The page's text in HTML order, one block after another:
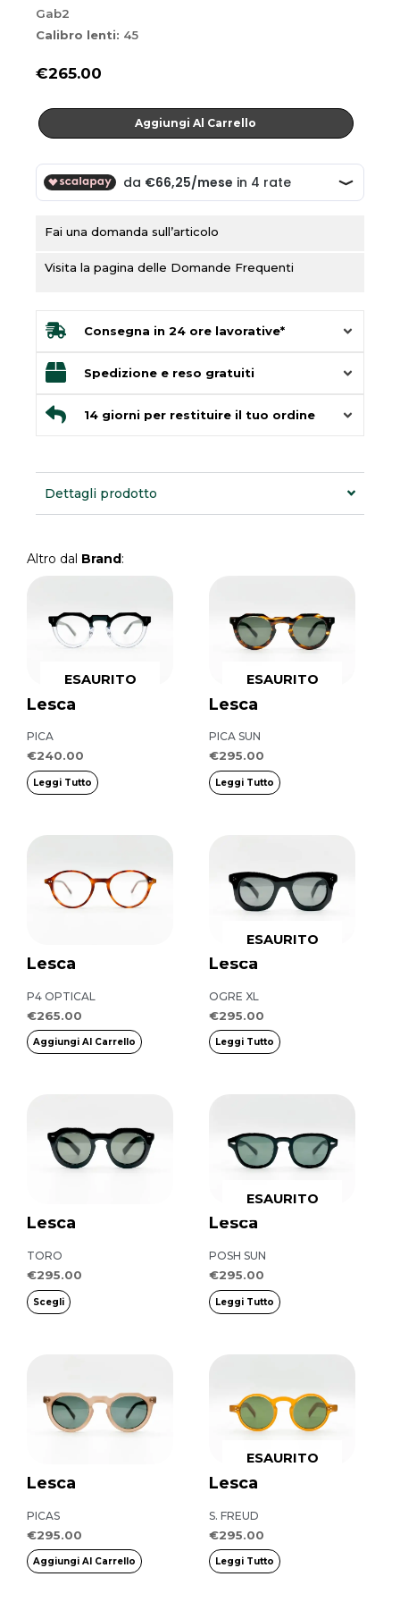
Gab2
Calibro lenti: 45
€265.00
quantità
Aggiungi Al Carrello
Fai una domanda sull’articolo
Visita la pagina delle Domande Frequenti
Consegna in 24 ore lavorative*
Spedizione e reso gratuiti
14 giorni per restituire il tuo ordine
Dettagli prodotto
Altro dal Brand:
Lesca
ESAURITO
PICA
€240.00
Leggi Tutto
Lesca
ESAURITO
PICA SUN
€295.00
Leggi Tutto
Lesca
P4 OPTICAL
€265.00
Aggiungi Al Carrello
Lesca
ESAURITO
OGRE XL
€295.00
Leggi Tutto
Lesca
TORO
€295.00
Scegli
prodotto
Le
opzioni
possono
essere
del
prodotto
Lesca
ESAURITO
POSH SUN
€295.00
Leggi Tutto
Lesca
PICAS
€295.00
Aggiungi Al Carrello
Lesca
ESAURITO
S. FREUD
€295.00
Leggi Tutto